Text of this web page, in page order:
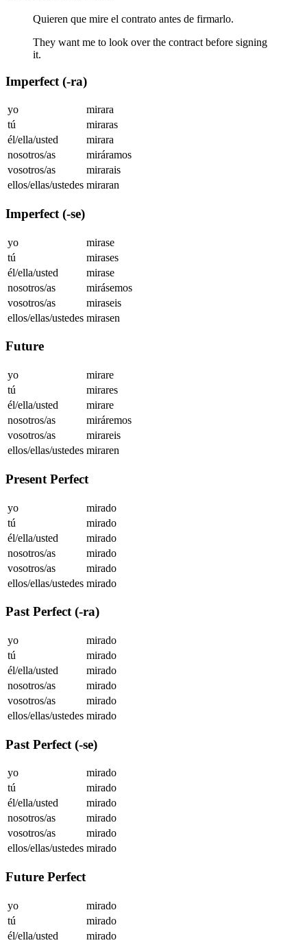
Quieren que mire el contrato antes de firmarlo.
They want me to look over the contract before signing
it.
Imperfect (-ra)
yo
mirara
tú
miraras
él/ella/usted
mirara
nosotros/as
miráramos
vosotros/as
mirarais
ellos/ellas/ustedes miraran
Imperfect (-se)
yo
mirase
tú
mirases
él/ella/usted
mirase
nosotros/as
mirásemos
vosotros/as
miraseis
ellos/ellas/ustedes mirasen
Future
yo
mirare
tú
mirares
él/ella/usted
mirare
nosotros/as
miráremos
vosotros/as
mirareis
ellos/ellas/ustedes miraren
Present Perfect
yo
mirado
tú
mirado
él/ella/usted
mirado
nosotros/as
mirado
vosotros/as
mirado
ellos/ellas/ustedes mirado
Past Perfect (-ra)
yo
mirado
tú
mirado
él/ella/usted
mirado
nosotros/as
mirado
vosotros/as
mirado
ellos/ellas/ustedes mirado
Past Perfect (-se)
yo
mirado
tú
mirado
él/ella/usted
mirado
nosotros/as
mirado
vosotros/as
mirado
ellos/ellas/ustedes mirado
Future Perfect
yo
mirado
tú
mirado
él/ella/usted
mirado